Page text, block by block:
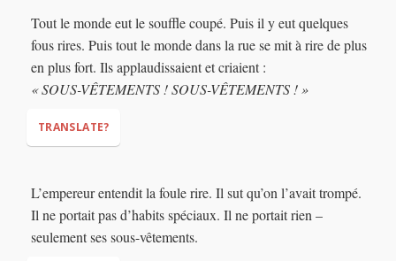
“Mummy, I see his underpants!”
Tout le monde eut le souffle coupé. Puis il y eut quelques
fous rires. Puis tout le monde dans la rue se mit à rire de plus
en plus fort. Ils applaudissaient et criaient :
« SOUS-VÊTEMENTS ! SOUS-VÊTEMENTS ! »
TRANSLATE?
“UN-DER-PANTS! UN-DER-PANTS!”
L’empereur entendit la foule rire. Il sut qu’on l’avait trompé.
Il ne portait pas d’habits spéciaux. Il ne portait rien –
seulement ses sous-vêtements.